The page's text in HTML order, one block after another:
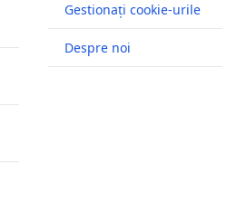
Gestionați cookie-urile
Despre noi